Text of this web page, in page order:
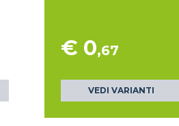
€ 0,67
VEDI VARIANTI